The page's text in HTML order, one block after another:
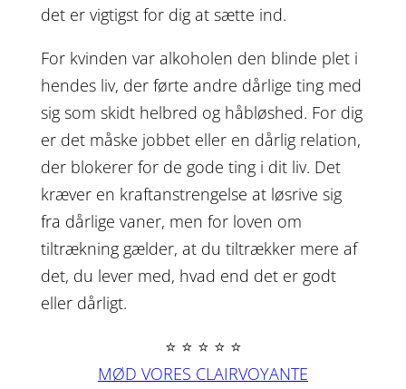
det er vigtigst for dig at sætte ind.
For kvinden var alkoholen den blinde plet i
hendes liv, der førte andre dårlige ting med
sig som skidt helbred og håbløshed. For dig
er det måske jobbet eller en dårlig relation,
der blokerer for de gode ting i dit liv. Det
kræver en kraftanstrengelse at løsrive sig
fra dårlige vaner, men for loven om
tiltrækning gælder, at du tiltrækker mere af
det, du lever med, hvad end det er godt
eller dårligt.
⭐ ⭐ ⭐ ⭐ ⭐
MØD VORES CLAIRVOYANTE